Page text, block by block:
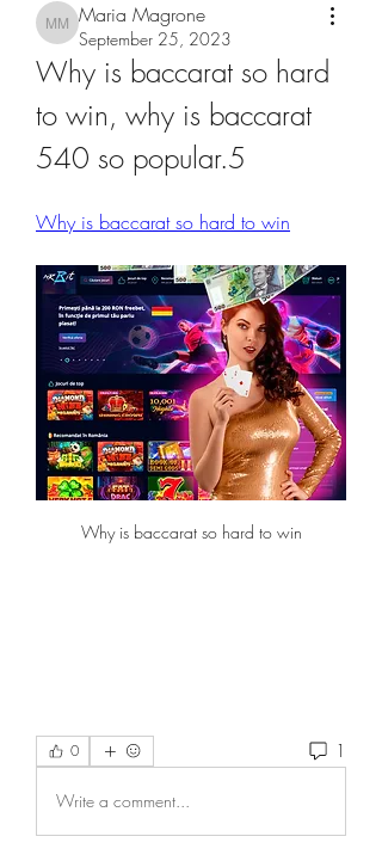
Maria Magrone
Maria Magrone
September 25, 2023
Why is baccarat so hard
to win, why is baccarat
540 so popular.5
Why is baccarat so hard to win
Why is baccarat so hard to win
0 1
Write a comment...